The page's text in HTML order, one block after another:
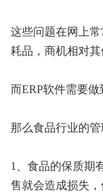
这些问题在网上
耗品，商机相对其
而ERP软件需要做
那么食品行业的
1、食品的保质期
售就会造成损失